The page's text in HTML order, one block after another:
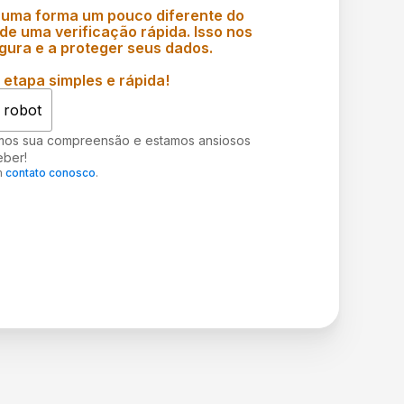
forma um pouco diferente do
uma verificação rápida. Isso nos
e a proteger seus dados.
simples e rápida!
robot
sua compreensão e estamos ansiosos
contato conosco.